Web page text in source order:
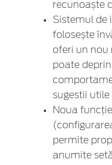
recunoaște
Sistemul de
folosește
oferi un nou
poate
sugestii utile
Noua
permite
anumite